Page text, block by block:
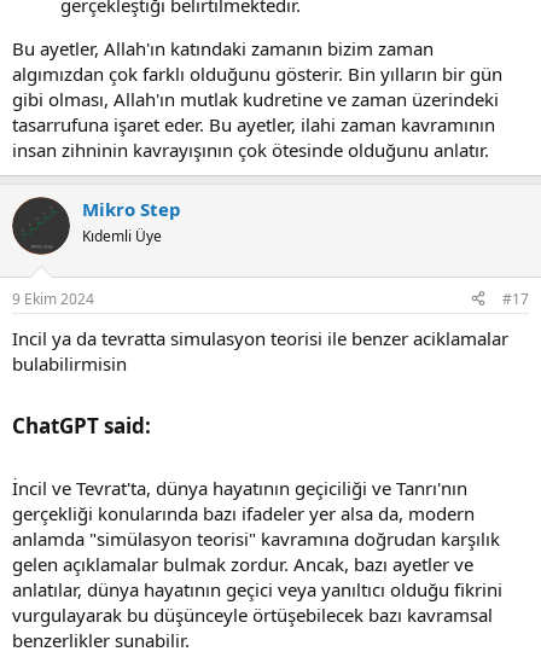
gerçekleştiği belirtilmektedir.
Bu ayetler, Allah'ın katındaki zamanın bizim zaman
algımızdan çok farklı olduğunu gösterir. Bin yılların bir gün
gibi olması, Allah'ın mutlak kudretine ve zaman üzerindeki
tasarrufuna işaret eder. Bu ayetler, ilahi zaman kavramının
insan zihninin kavrayışının çok ötesinde olduğunu anlatır.
Mikro Step
Kıdemli Üye
9 Ekim 2024 #17
Incil ya da tevratta simulasyon teorisi ile benzer aciklamalar
bulabilirmisin
ChatGPT said:​
İncil ve Tevrat'ta, dünya hayatının geçiciliği ve Tanrı'nın
gerçekliği konularında bazı ifadeler yer alsa da, modern
anlamda "simülasyon teorisi" kavramına doğrudan karşılık
gelen açıklamalar bulmak zordur. Ancak, bazı ayetler ve
anlatılar, dünya hayatının geçici veya yanıltıcı olduğu fikrini
vurgulayarak bu düşünceyle örtüşebilecek bazı kavramsal
benzerlikler sunabilir.